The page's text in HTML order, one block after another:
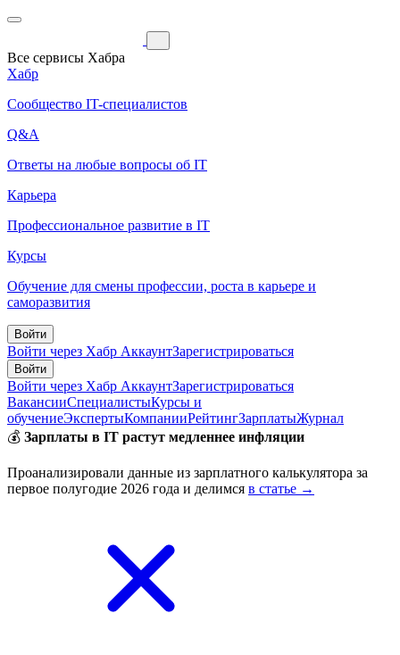
Все сервисы Хабра
Хабр
Сообщество IT-специалистов
Q&A
Ответы на любые вопросы об IT
Карьера
Профессиональное развитие в IT
Курсы
Обучение для смены профессии, роста в карьере и
саморазвития
Войти
Войти через Хабр АккаунтЗарегистрироваться
Войти
Войти через Хабр АккаунтЗарегистрироваться
ВакансииСпециалистыКурсы и
обучениеЭкспертыКомпанииРейтингЗарплатыЖурнал
💰 Зарплаты в IT растут медленнее инфляции
Проанализировали данные из зарплатного калькулятора за
первое полугодие 2026 года и делимся в статье →